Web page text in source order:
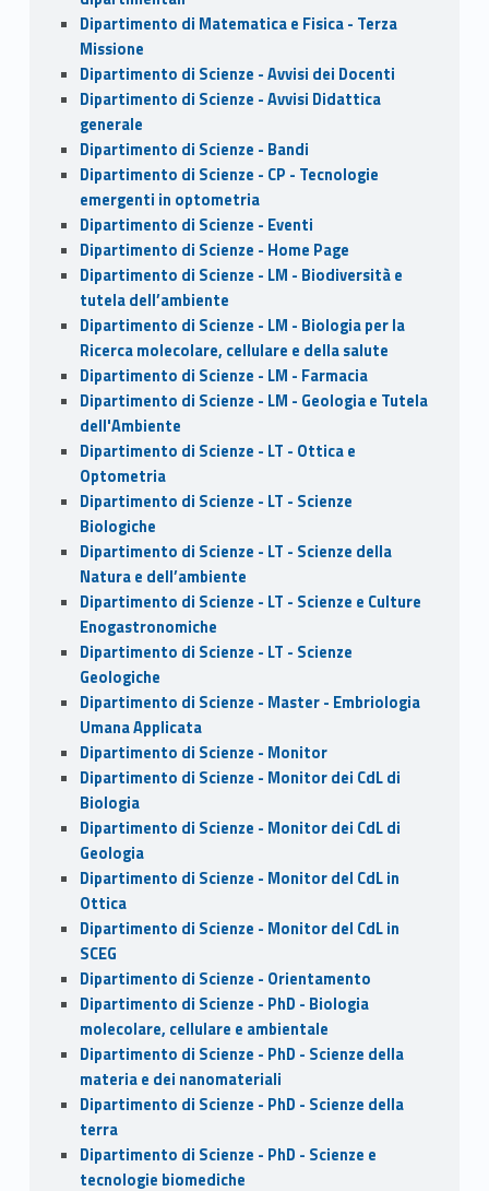
Dipartimento di Matematica e Fisica - Terza
Missione
Dipartimento di Scienze - Avvisi dei Docenti
Dipartimento di Scienze - Avvisi Didattica
generale
Dipartimento di Scienze - Bandi
Dipartimento di Scienze - CP - Tecnologie
emergenti in optometria
Dipartimento di Scienze - Eventi
Dipartimento di Scienze - Home Page
Dipartimento di Scienze - LM - Biodiversità e
tutela dell’ambiente
Dipartimento di Scienze - LM - Biologia per la
Ricerca molecolare, cellulare e della salute
Dipartimento di Scienze - LM - Farmacia
Dipartimento di Scienze - LM - Geologia e Tutela
dell'Ambiente
Dipartimento di Scienze - LT - Ottica e
Optometria
Dipartimento di Scienze - LT - Scienze
Biologiche
Dipartimento di Scienze - LT - Scienze della
Natura e dell’ambiente
Dipartimento di Scienze - LT - Scienze e Culture
Enogastronomiche
Dipartimento di Scienze - LT - Scienze
Geologiche
Dipartimento di Scienze - Master - Embriologia
Umana Applicata
Dipartimento di Scienze - Monitor
Dipartimento di Scienze - Monitor dei CdL di
Biologia
Dipartimento di Scienze - Monitor dei CdL di
Geologia
Dipartimento di Scienze - Monitor del CdL in
Ottica
Dipartimento di Scienze - Monitor del CdL in
SCEG
Dipartimento di Scienze - Orientamento
Dipartimento di Scienze - PhD - Biologia
molecolare, cellulare e ambientale
Dipartimento di Scienze - PhD - Scienze della
materia e dei nanomateriali
Dipartimento di Scienze - PhD - Scienze della
terra
Dipartimento di Scienze - PhD - Scienze e
tecnologie biomediche